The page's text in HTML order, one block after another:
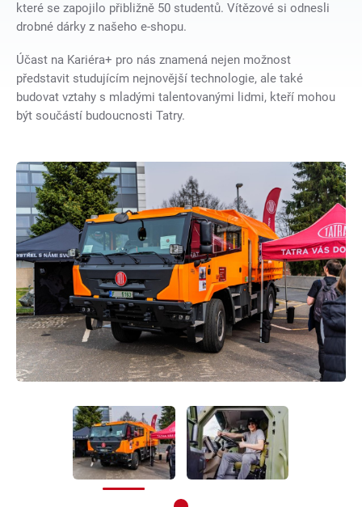
které se zapojilo přibližně 50 studentů. Vítězové si odnesli
drobné dárky z našeho e-shopu.
Účast na Kariéra+ pro nás znamená nejen možnost
představit studujícím nejnovější technologie, ale také
budovat vztahy s mladými talentovanými lidmi, kteří mohou
být součástí budoucnosti Tatry.